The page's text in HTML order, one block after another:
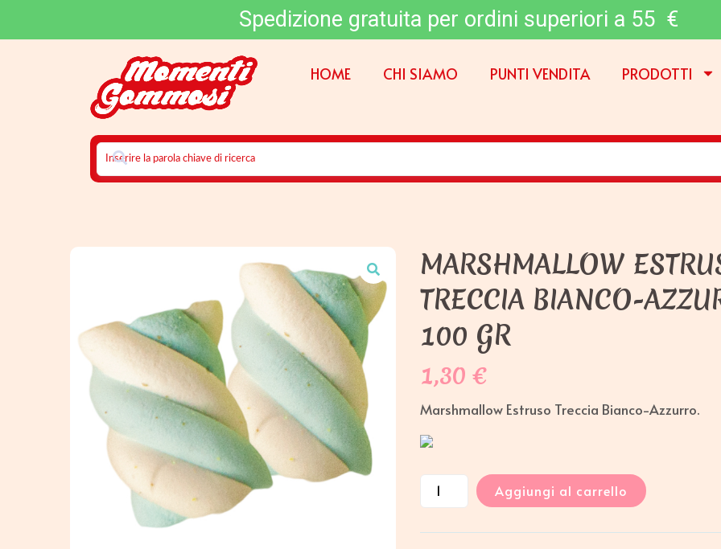
Spedizione gratuita per ordini superiori a 55 €
HOME CHI SIAMO PUNTI VENDITA PRODOTTI
MARSHMALLOW
TRECCIA BIANCO-
100 GR
1,30€
Marshmallow Estruso Treccia Bianco-Azzurro.
Aggiungi al carrello